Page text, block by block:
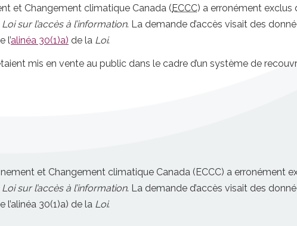
et Changement climatique Canada (ECCC) a erronément exclus
Loi sur l’accès à l’information. La demande d’accès visait des
l’alinéa 30(1)a) de la Loi.
mis en vente au public dans le cadre d’un système de
et Changement climatique Canada (ECCC) a erronément
Loi sur l’accès à l’information. La demande d’accès visait des
l’alinéa 30(1)a) de la Loi.